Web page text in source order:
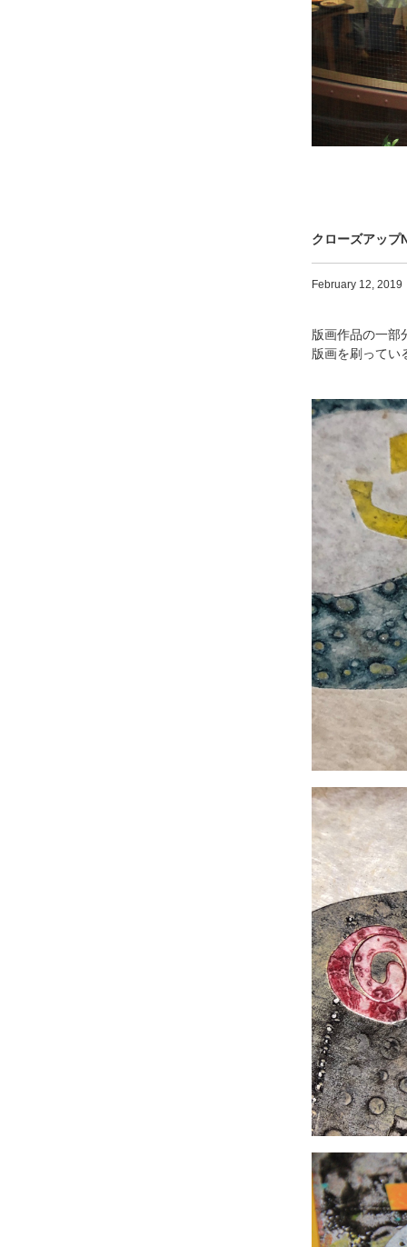
クローズアップ
February 12, 2019
版画作品の一部
版画を刷ってい